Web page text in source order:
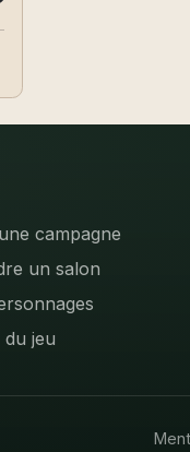
campagne
un salon
du jeu